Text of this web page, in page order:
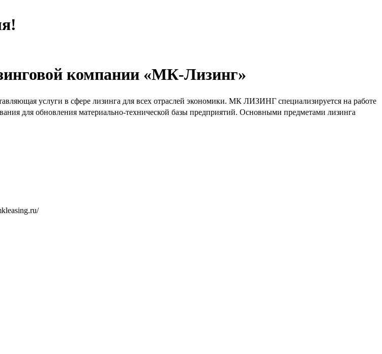
компании «МК-Лизинг»
услуги в сфере лизинга для всех отраслей экономики. МК ЛИЗИНГ специализируется на работе
для обновления материально-технической базы предприятий. Основными предметами лизинга